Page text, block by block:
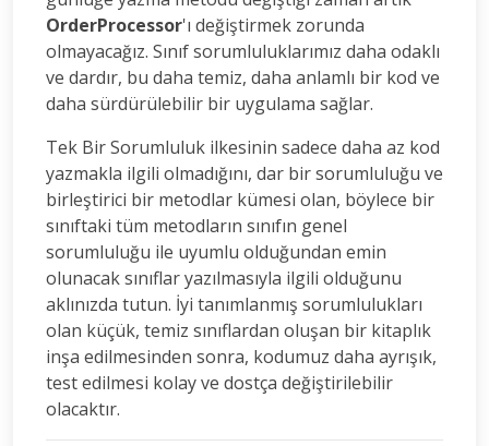
OrderProcessor'ı değiştirmek zorunda
olmayacağız. Sınıf sorumluluklarımız daha odaklı
ve dardır, bu daha temiz, daha anlamlı bir kod ve
daha sürdürülebilir bir uygulama sağlar.
Tek Bir Sorumluluk ilkesinin sadece daha az kod
yazmakla ilgili olmadığını, dar bir sorumluluğu ve
birleştirici bir metodlar kümesi olan, böylece bir
sınıftaki tüm metodların sınıfın genel
sorumluluğu ile uyumlu olduğundan emin
olunacak sınıflar yazılmasıyla ilgili olduğunu
aklınızda tutun. İyi tanımlanmış sorumlulukları
olan küçük, temiz sınıflardan oluşan bir kitaplık
inşa edilmesinden sonra, kodumuz daha ayrışık,
test edilmesi kolay ve dostça değiştirilebilir
olacaktır.